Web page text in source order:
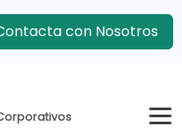
con Nosotros